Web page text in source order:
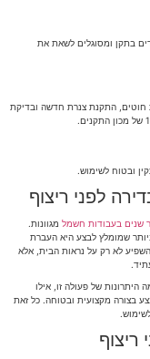
בתקן ומסוגלים לשאת את
חוטים, התקנת צנרת חדשה ובדיקת
ובטוח לשימוש.
לפני ריצוף
שנים בעבודות חשמל מגוונות.
שמומלץ לבצע היא העברת
לא רק על נראות הבית, אלא
של פעולה זו, אילו
בצורה מקצועית ובטוחה. כל זאת